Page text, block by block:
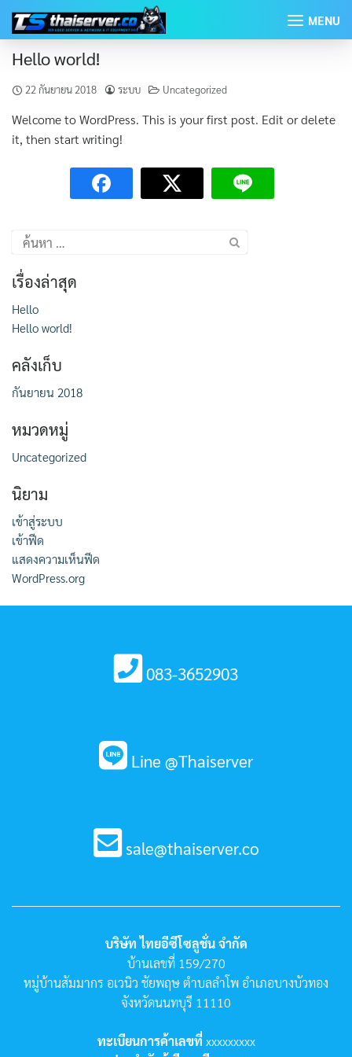
Skip
MENU
Hello world!
22 กันยายน 2018 ระบบ Uncategorized
Welcome to WordPress. This is your first post. Edit or delete
it, then start writing!
ค้นหา
สำหรับ:
เรื่องล่าสุด
Hello
Hello world!
คลังเก็บ
กันยายน 2018
หมวดหมู่
Uncategorized
นิยาม
เข้าสู่ระบบ
เข้าฟีด
แสดงความเห็นฟีด
WordPress.org
083-3652903
Line @Thaiserver
sale@thaiserver.co
บริษัท ไทยอีซีโซลูชั่น จำกัด
บ้านเลขที่ 159/270
หมู่บ้านสัมมากร อเวนิว ชัยพฤษ ตำบลลำโพ อำเภอบางบัวทอง
จังหวัดนนทบุรี 11110
ทะเบียนการค้าเลขที่ xxxxxxxxx